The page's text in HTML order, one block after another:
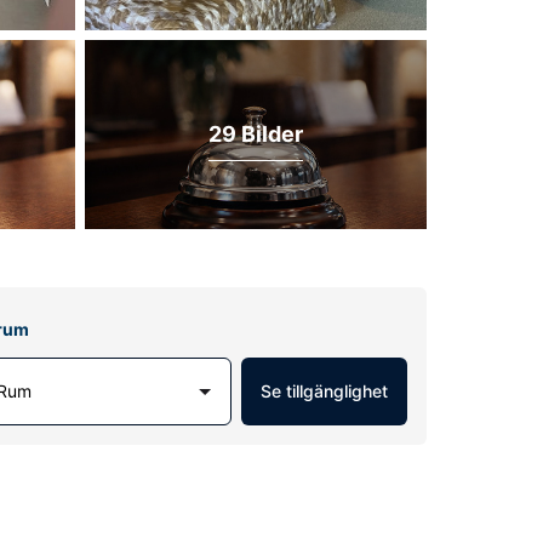
29 Bilder
Se tillgänglighet